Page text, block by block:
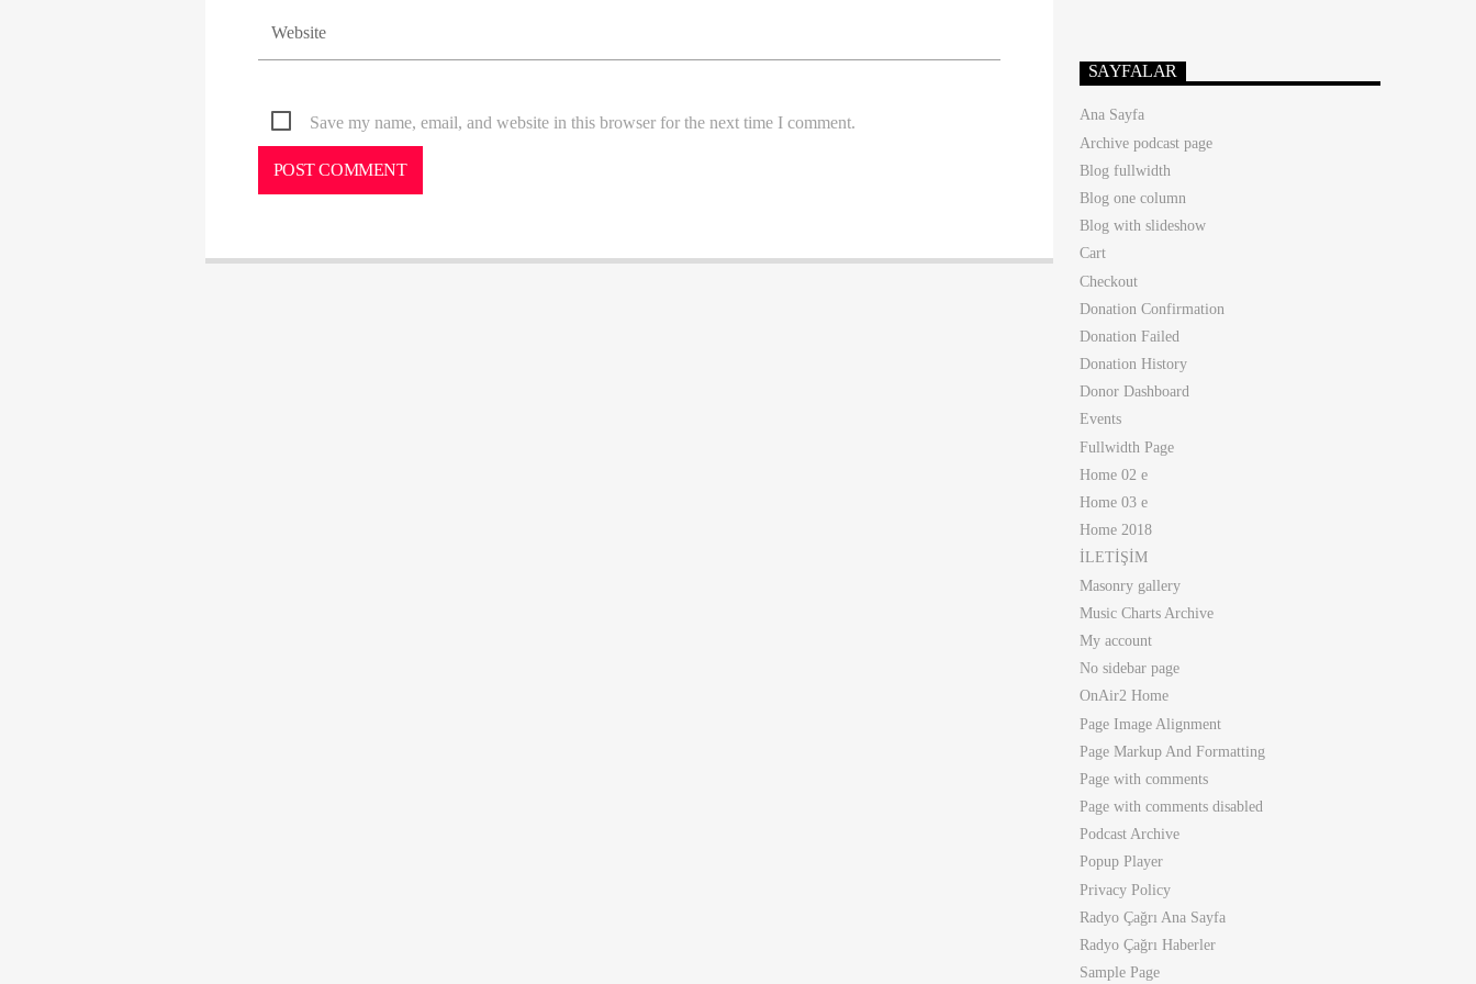
Save my name, email, and website in this browser for the next time I comment.
SAYFALAR
Ana Sayfa
Archive podcast page
Blog fullwidth
Blog one column
Blog with slideshow
Cart
Checkout
Donation Confirmation
Donation Failed
Donation History
Donor Dashboard
Events
Fullwidth Page
Home 02 e
Home 03 e
Home 2018
İLETİŞİM
Masonry gallery
Music Charts Archive
My account
No sidebar page
OnAir2 Home
Page Image Alignment
Page Markup And Formatting
Page with comments
Page with comments disabled
Podcast Archive
Popup Player
Privacy Policy
Radyo Çağrı Ana Sayfa
Radyo Çağrı Haberler
Sample Page